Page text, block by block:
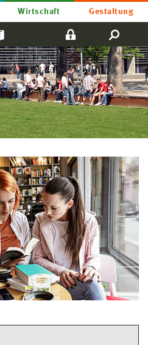
Wirtschaft Gestaltung